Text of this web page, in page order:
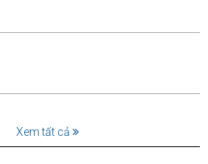
Xem tất cả